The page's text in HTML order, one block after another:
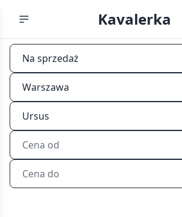
Kavalerka
Tanie
na
Warszawa
Na sprzedaż
Warszawa
Ursus
Cena od
Cena do